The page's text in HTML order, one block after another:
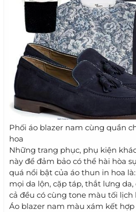
Phối áo blazer nam cùng quần
hoa
Những trang phục, phụ kiện
này để đảm bảo có thể hài hòa
quá nổi bật của áo thun in hoa
mọi da lộn, cặp táp, thắt lưng
cả đều có cùng tone màu tối lịch
Áo blazer nam màu xám kết hợp